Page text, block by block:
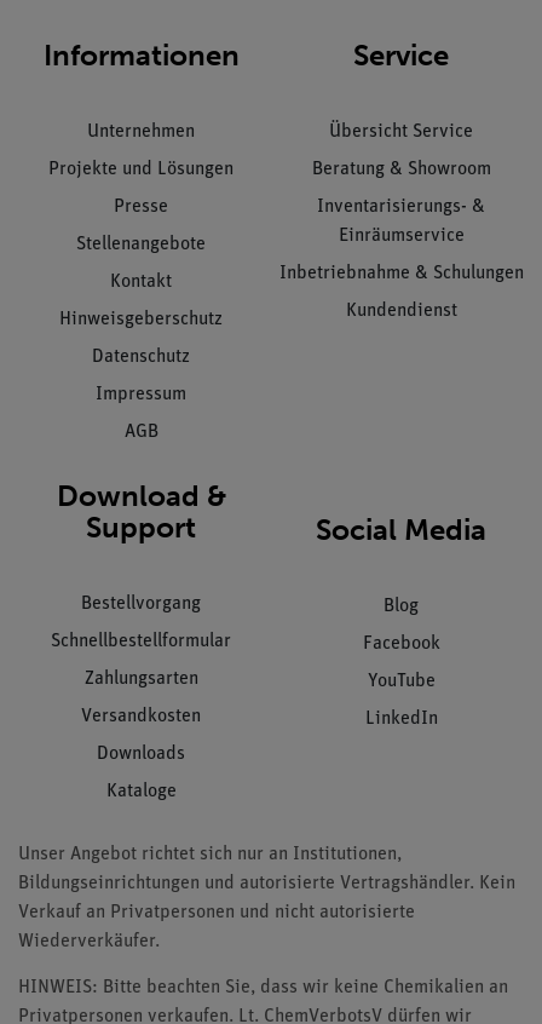
Informationen
Unternehmen
Projekte und Lösungen
Presse
Stellenangebote
Kontakt
Hinweisgeberschutz
Datenschutz
Impressum
AGB
Service
Übersicht Service
Beratung & Showroom
Inventarisierungs- &
Einräumservice
Inbetriebnahme & Schulungen
Kundendienst
Download &
Support
Bestellvorgang
Schnellbestellformular
Zahlungsarten
Versandkosten
Downloads
Kataloge
Social Media
Blog
Facebook
YouTube
LinkedIn
Unser Angebot richtet sich nur an Institutionen,
Bildungseinrichtungen und autorisierte Vertragshändler. Kein
Verkauf an Privatpersonen und nicht autorisierte
Wiederverkäufer.
HINWEIS: Bitte beachten Sie, dass wir keine Chemikalien an
Privatpersonen verkaufen. Lt. ChemVerbotsV dürfen wir